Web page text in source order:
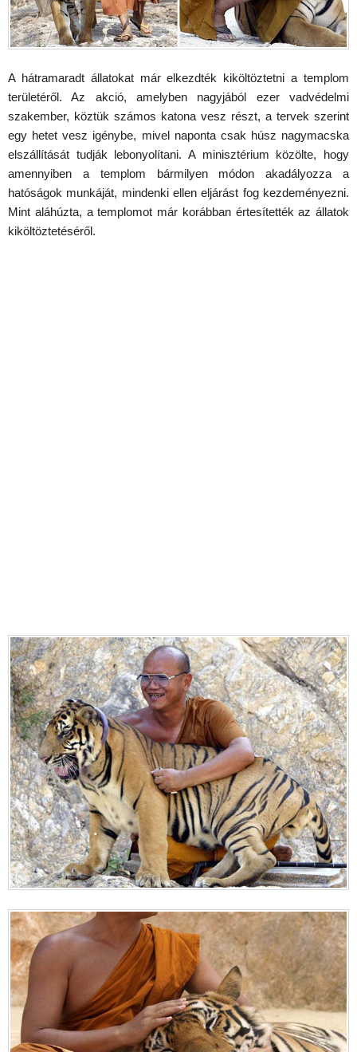
A hátramaradt állatokat már elkezdték kiköltöztetni a templom
területéről. Az akció, amelyben nagyjából ezer vadvédelmi
szakember, köztük számos katona vesz részt, a tervek szerint
egy hetet vesz igénybe, mivel naponta csak húsz nagymacska
elszállítását tudják lebonyolítani. A minisztérium közölte, hogy
amennyiben a templom bármilyen módon akadályozza a
hatóságok munkáját, mindenki ellen eljárást fog kezdeményezni.
Mint aláhúzta, a templomot már korábban értesítették az állatok
kiköltöztetéséről.